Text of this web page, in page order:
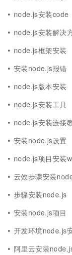
node.js安装code
node.js安装解决
node.js框架安装
安装node.js报错
node.js版本安装
node.js安装工具
node.js安装连接
安装node.js设置
node.js项目安装
云效步骤安装
步骤安装node.js
安装node.js项目
开发环境node.js
阿里云安装